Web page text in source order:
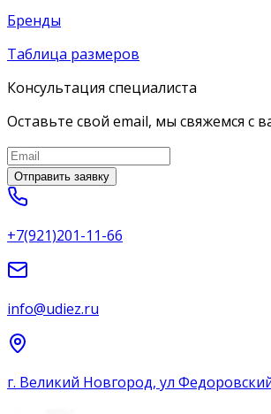
Бренды
Таблица размеров
Консультация специалиста
Оставьте свой email, мы свяжемся с
Отправить заявку
+7(921)201-11-66
info@udiez.ru
г. Великий Новгород, ул